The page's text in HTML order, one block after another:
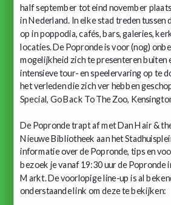
half september tot eind november
in Nederland. In elke stad treden tussen
op in poppodia, cafés, bars, galeries,
locaties. De Popronde is voor (nog)
mogelijkheid zich te presenteren buiten
intensieve tour- en speelervaring op te
het verleden die zich ver hebben
Special, Go Back To The Zoo,
De Popronde trapt af met Dan Hair &
Nieuwe Bibliotheek aan het
informatie over de Popronde, tips en
bezoek je vanaf 19:30 uur de Popronde
Markt. De voorlopige line-up is al
onderstaande link om deze te bekijken: